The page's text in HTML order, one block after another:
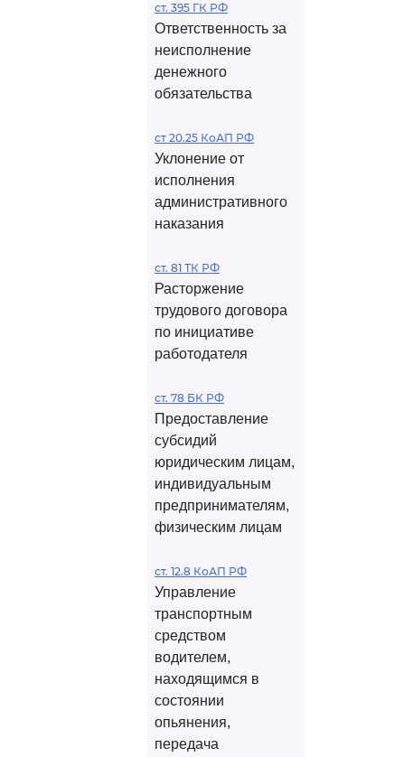
ст. 395 ГК РФ
Ответственность за
неисполнение
денежного
обязательства
ст 20.25 КоАП РФ
Уклонение от
исполнения
административного
наказания
ст. 81 ТК РФ
Расторжение
трудового договора
по инициативе
работодателя
ст. 78 БК РФ
Предоставление
субсидий
юридическим лицам,
индивидуальным
предпринимателям,
физическим лицам
ст. 12.8 КоАП РФ
Управление
транспортным
средством
водителем,
находящимся в
состоянии
опьянения,
передача